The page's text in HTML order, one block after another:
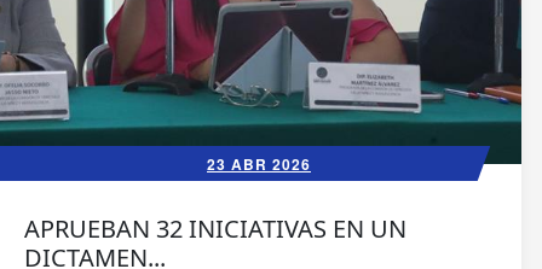
23 ABR 2026
APRUEBAN 32 INICIATIVAS EN UN
DICTAMEN...